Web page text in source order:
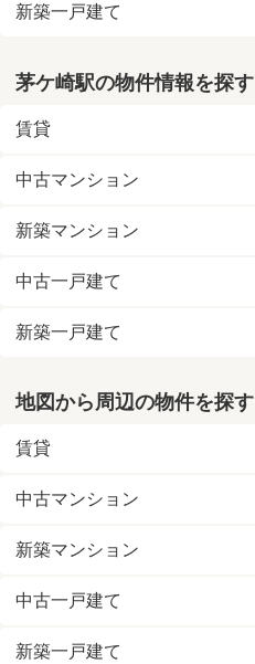
新築一戸建て
茅ケ崎駅の物件情報を探す
賃貸
中古マンション
新築マンション
中古一戸建て
新築一戸建て
地図から周辺の物件を探す
賃貸
中古マンション
新築マンション
中古一戸建て
新築一戸建て